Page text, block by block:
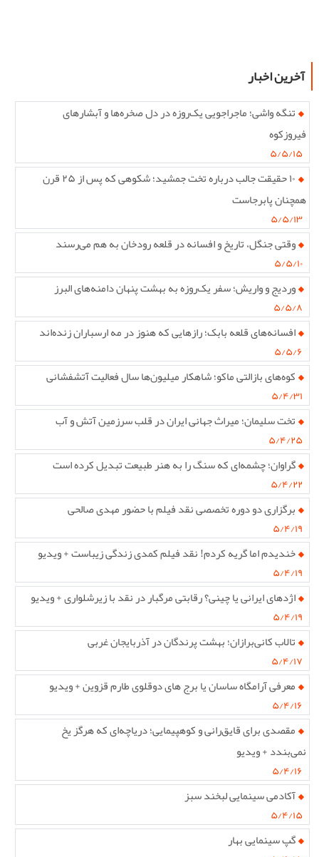
آخرین اخبار
تنگه واشی؛ ماجراجویی یک‌روزه در دل صخره‌ها و آبشارهای
فیروزکوه
۵/۵/۱۵
۱۰ حقیقت جالب درباره تخت جمشید؛ شکوهی که پس از ۲۵ قرن
همچنان پابرجاست
۵/۵/۱۳
وقتی جنگل، تاریخ و افسانه در قلعه رودخان به هم می‌رسند
۵/۵/۱۰
وردیج و واریش؛ سفر یک‌روزه به بهشت پنهان دامنه‌های البرز
۵/۵/۸
افسانه‌های قلعه بابک؛ رازهایی که هنوز در مه ارسباران زنده‌اند
۵/۵/۶
کوه‌های بازالتی ماکو؛ شاهکار میلیون‌ها سال فعالیت آتشفشانی
۵/۴/۳۱
تخت سلیمان؛ میراث جهانی ایران در قلب سرزمین آتش و آب
۵/۴/۲۵
گراوان؛ چشمه‌ای که سنگ را به هنر طبیعت تبدیل کرده است
۵/۴/۲۲
برگزاری دو دوره تخصصی نقد فیلم با حضور مهدی صالحی
۵/۴/۱۹
خندیدم اما گریه کردم! نقد فیلم کمدی زندگی زیباست + ویدیو
۵/۴/۱۹
اژدهای ایرانی یا چینی؟ رقابتی مرگبار در نقد با زیرشلواری + ویدیو
۵/۴/۱۹
تالاب کانی‌برازان؛ بهشت پرندگان در آذربایجان غربی
۵/۴/۱۷
معرفی آرامگاه ساسان یا برج های دوقلوی طارم قزوین + ویدیو
۵/۴/۱۶
مقصدی برای قایق‌رانی و کوهپیمایی؛ دریاچه‌ای که هرگز یخ
نمی‌بندد + ویدیو
۵/۴/۱۶
آکادمی سینمایی لبخند سبز
۵/۴/۱۵
گپ سینمایی بهار